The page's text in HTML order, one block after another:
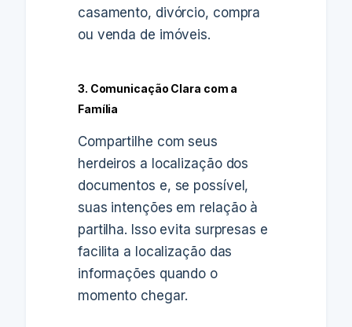
casamento, divórcio, compra
ou venda de imóveis.
3. Comunicação Clara com a
Família
Compartilhe com seus
herdeiros a localização dos
documentos e, se possível,
suas intenções em relação à
partilha. Isso evita surpresas e
facilita a localização das
informações quando o
momento chegar.